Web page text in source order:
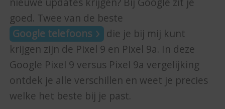
goed. Twee van de beste
Google telefoons
die je bij mij kunt
krijgen zijn de Pixel 9 en Pixel 9a. In deze
Google Pixel 9 versus Pixel 9a vergelijking
ontdek je alle verschillen en weet je precies
welke het beste bij je past.